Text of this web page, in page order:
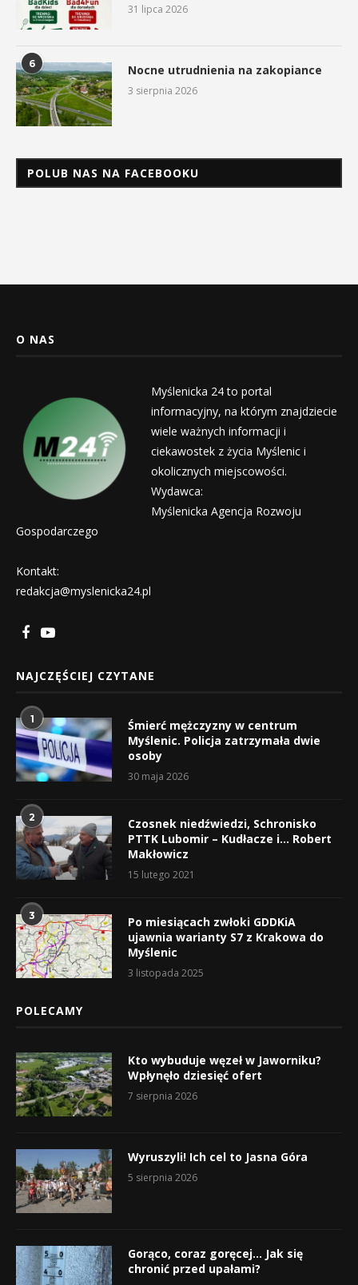
31 lipca 2026
6 Nocne utrudnienia na zakopiance
3 sierpnia 2026
POLUB NAS NA FACEBOOKU
O NAS
Myślenicka 24 to portal
informacyjny, na którym znajdziecie
wiele ważnych informacji i
ciekawostek z życia Myślenic i
okolicznych miejscowości.
Wydawca:
Myślenicka Agencja Rozwoju
Gospodarczego
Kontakt:
redakcja@myslenicka24.pl
NAJCZĘŚCIEJ CZYTANE
1
Śmierć mężczyzny w centrum
Myślenic. Policja zatrzymała dwie
osoby
30 maja 2026
2
Czosnek niedźwiedzi, Schronisko
PTTK Lubomir – Kudłacze i… Robert
Makłowicz
15 lutego 2021
3
Po miesiącach zwłoki GDDKiA
ujawnia warianty S7 z Krakowa do
Myślenic
3 listopada 2025
POLECAMY
Kto wybuduje węzeł w Jaworniku?
Wpłynęło dziesięć ofert
7 sierpnia 2026
Wyruszyli! Ich cel to Jasna Góra
5 sierpnia 2026
Gorąco, coraz goręcej… Jak się
chronić przed upałami?